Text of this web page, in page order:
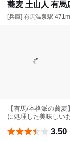
蕎麦 土山人 有馬
[兵庫] 有馬温泉駅
【有馬/本格派の蕎
に処理した美味しい
3.50